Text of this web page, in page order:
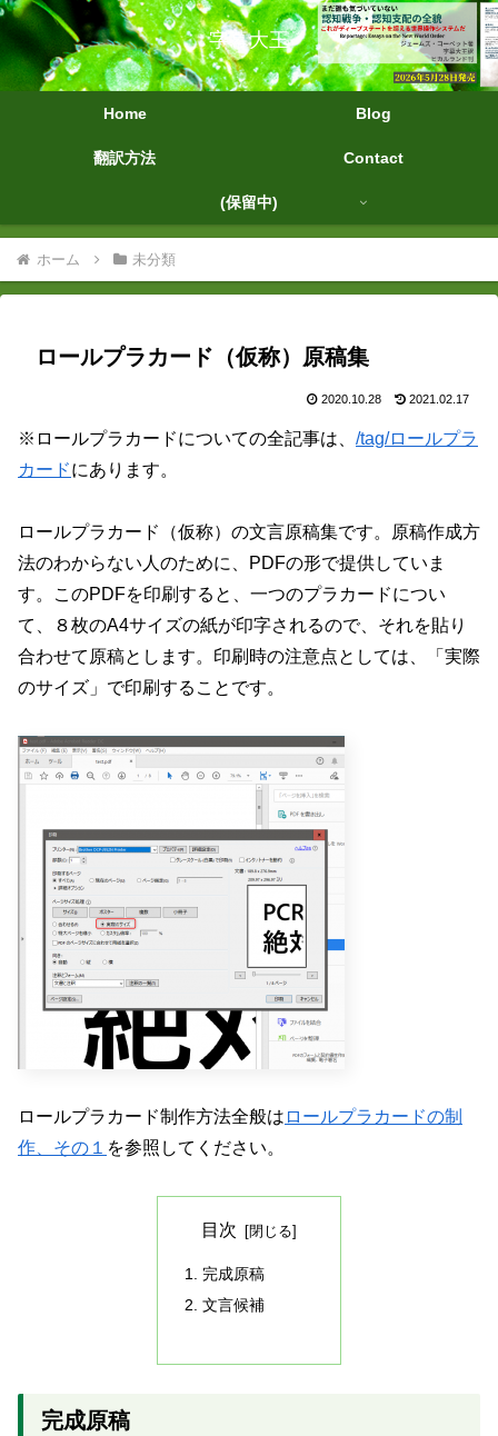
字幕大王
Home Blog
翻訳方法 Contact
(保留中)
ホーム 未分類
ロールプラカード（仮称）原稿集
2020.10.28 2021.02.17
※ロールプラカードについての全記事は、 /tag/ロールプラ
カードにあります。
ロールプラカード（仮称）の文言原稿集です。原稿作成方
法のわからない人のために、PDFの形で提供していま
す。このPDFを印刷すると、一つのプラカードについ
て、８枚のA4サイズの紙が印字されるので、それを貼り
合わせて原稿とします。印刷時の注意点としては、「実際
のサイズ」で印刷することです。
ロールプラカード制作方法全般は ロールプラカードの制
作、その１ を参照してください。
目次
完成原稿
文言候補
完成原稿